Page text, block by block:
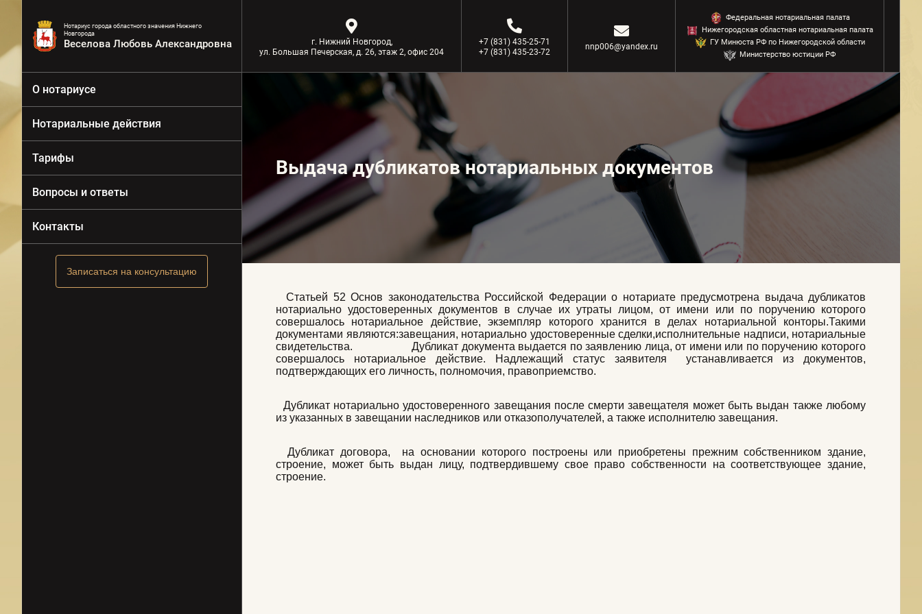
Нотариус города областного значения Нижнего
Новгорода
Веселова Любовь Александровна
О нотариусе
Нотариальные действия
Тарифы
Вопросы и ответы
Контакты
Записаться на консультацию
г. Нижний Новгород,
ул. Большая Печерская, д. 26, этаж 2, офис 204
+7 (831) 435-25-71
+7 (831) 435-23-72
nnp006@yandex.ru
Федеральная нотариальная палата
Нижегородская областная нотариальная палата
ГУ Минюста РФ по Нижегородской области
Министерство юстиции РФ
Выдача дубликатов нотариальных документов
Статьей 52 Основ законодательства Российской Федерации о нотариате предусмотрена выдача дубликатов
нотариально удостоверенных документов в случае их утраты лицом, от имени или по поручению которого
совершалось нотариальное действие, экземпляр которого хранится в делах нотариальной конторы.Такими
документами являются:завещания, нотариально удостоверенные сделки,исполнительные надписи, нотариальные
свидетельства. Дубликат документа выдается по заявлению лица, от имени или по поручению которого
совершалось нотариальное действие. Надлежащий статус заявителя устанавливается из документов,
подтверждающих его личность, полномочия, правоприемство.
Дубликат нотариально удостоверенного завещания после смерти завещателя может быть выдан также любому
из указанных в завещании наследников или отказополучателей, а также исполнителю завещания.
Дубликат договора, на основании которого построены или приобретены прежним собственником здание,
строение, может быть выдан лицу, подтвердившему свое право собственности на соответствующее здание,
строение.